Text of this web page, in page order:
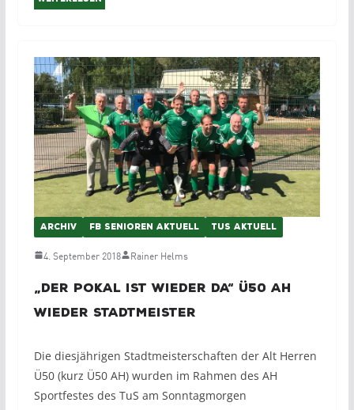
ARCHIV FB SENIOREN AKTUELL TUS AKTUELL
4. September 2018 Rainer Helms
„Der Pokal ist wieder da“ Ü50 AH
wieder Stadtmeister
Die diesjährigen Stadtmeisterschaften der Alt Herren
Ü50 (kurz Ü50 AH) wurden im Rahmen des AH
Sportfestes des TuS am Sonntagmorgen